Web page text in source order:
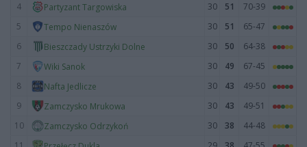
4
Partyzant Targowiska 30 51
70-39
5
Tempo Nienaszów 30 51
65-47
6
Bieszczady Ustrzyki Dolne 30 50
64-38
7
Wiki Sanok 30 49
67-45
8
Nafta Jedlicze 30 43
49-50
9
Zamczysko Mrukowa 30 43
49-51
10
Zamczysko Odrzykoń 30 38
44-48